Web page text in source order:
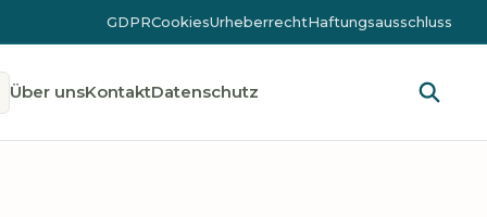
GDPRCookiesUrheberrechtHaftungsausschluss
Über unsKontaktDatenschutz